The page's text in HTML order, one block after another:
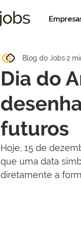
Dia do
futuros
Blog do Jobs2
Hoje, 15 de
que uma data
diretamente a